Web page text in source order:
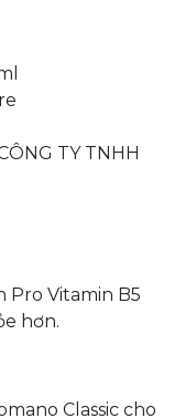
TY TNHH
Pro Vitamin B5
hơn.
Classic cho